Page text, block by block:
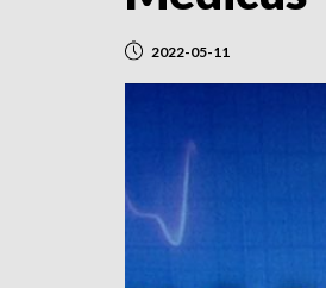
2022-05-11